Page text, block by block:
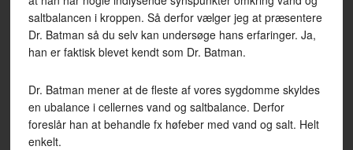
saltbalancen i kroppen. Så derfor vælger jeg at præsentere
Dr. Batman så du selv kan undersøge hans erfaringer. Ja,
han er faktisk blevet kendt som Dr. Batman.
Dr. Batman mener at de fleste af vores sygdomme skyldes
en ubalance i cellernes vand og saltbalance. Derfor
foreslår han at behandle fx høfeber med vand og salt. Helt
enkelt.